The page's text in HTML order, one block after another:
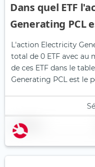
Dans quel ETF
Generating PCL
L'action Electricity
total de 0 ETF avec au
de ces ETF dans le
Generating PCL est le
Nom